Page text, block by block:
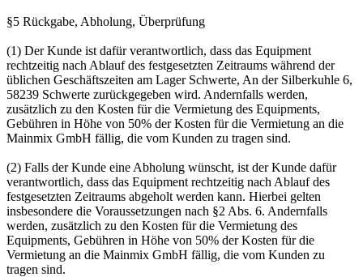
§5 Rückgabe, Abholung, Überprüfung
(1) Der Kunde ist dafür verantwortlich, dass das Equipment
rechtzeitig nach Ablauf des festgesetzten Zeitraums während der
üblichen Geschäftszeiten am Lager Schwerte, An der Silberkuhle 6,
58239 Schwerte zurückgegeben wird. Andernfalls werden,
zusätzlich zu den Kosten für die Vermietung des Equipments,
Gebühren in Höhe von 50% der Kosten für die Vermietung an die
Mainmix GmbH fällig, die vom Kunden zu tragen sind.
(2) Falls der Kunde eine Abholung wünscht, ist der Kunde dafür
verantwortlich, dass das Equipment rechtzeitig nach Ablauf des
festgesetzten Zeitraums abgeholt werden kann. Hierbei gelten
insbesondere die Voraussetzungen nach §2 Abs. 6. Andernfalls
werden, zusätzlich zu den Kosten für die Vermietung des
Equipments, Gebühren in Höhe von 50% der Kosten für die
Vermietung an die Mainmix GmbH fällig, die vom Kunden zu
tragen sind.